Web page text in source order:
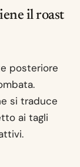
il roast
posteriore
si traduce
ai tagli